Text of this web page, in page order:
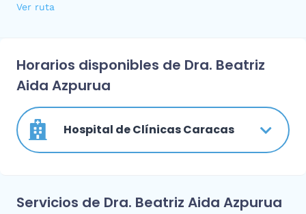
Ver ruta
Horarios disponibles de Dra. Beatriz
Aida Azpurua
Hospital de Clínicas Caracas
Servicios de Dra. Beatriz Aida Azpurua